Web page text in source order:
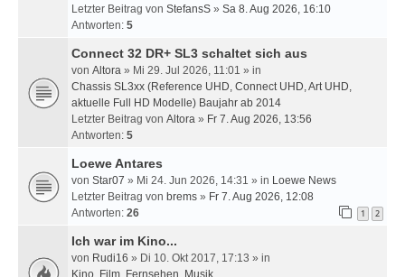
Letzter Beitrag von StefansS » Sa 8. Aug 2026, 16:10
Antworten: 5
Connect 32 DR+ SL3 schaltet sich aus
von Altora » Mi 29. Jul 2026, 11:01 » in
Chassis SL3xx (Reference UHD, Connect UHD, Art UHD,
aktuelle Full HD Modelle) Baujahr ab 2014
Letzter Beitrag von Altora » Fr 7. Aug 2026, 13:56
Antworten: 5
Loewe Antares
von Star07 » Mi 24. Jun 2026, 14:31 » in Loewe News
Letzter Beitrag von brems » Fr 7. Aug 2026, 12:08
Antworten: 26 1 2
Ich war im Kino...
von Rudi16 » Di 10. Okt 2017, 17:13 » in
Kino, Film, Fernsehen, Musik